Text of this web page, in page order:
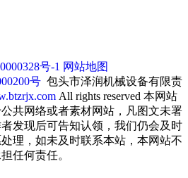
号-1 网站地图
号 包头市泽润机械设备有限责
All rights reserved 本网站
共网络或者素材网站，凡图文未署
发现后可告知认领，我们仍会及时
理，如未及时联系本站，本网站不
任何责任。